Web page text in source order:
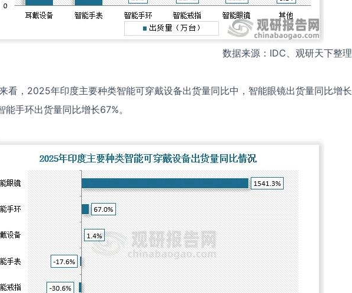
数据来源：IDC、观研天下整理
看，2025年印度主要种类智能可穿戴设备出货量同比中，智能眼镜出货量同比增长
能手环出货量同比增长67%。